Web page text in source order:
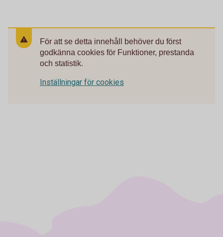
För att se detta innehåll behöver du först
godkänna cookies för Funktioner, prestanda
och statistik.
Inställningar för cookies